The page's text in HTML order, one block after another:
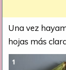
Una vez
hojas más